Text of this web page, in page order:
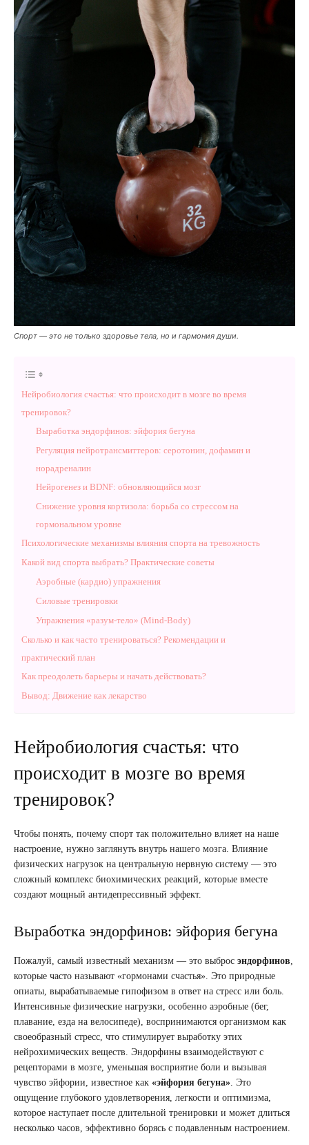
Спорт — это не только здоровье тела, но и гармония души.
Нейробиология счастья: что происходит в мозге во время
тренировок?
Выработка эндорфинов: эйфория бегуна
Регуляция нейротрансмиттеров: серотонин, дофамин и
норадреналин
Нейрогенез и BDNF: обновляющийся мозг
Снижение уровня кортизола: борьба со стрессом на
гормональном уровне
Психологические механизмы влияния спорта на тревожность
Какой вид спорта выбрать? Практические советы
Аэробные (кардио) упражнения
Силовые тренировки
Упражнения «разум-тело» (Mind-Body)
Сколько и как часто тренироваться? Рекомендации и
практический план
Как преодолеть барьеры и начать действовать?
Вывод: Движение как лекарство
Нейробиология счастья: что
происходит в мозге во время
тренировок?
Чтобы понять, почему спорт так положительно влияет на наше
настроение, нужно заглянуть внутрь нашего мозга. Влияние
физических нагрузок на центральную нервную систему — это
сложный комплекс биохимических реакций, которые вместе
создают мощный антидепрессивный эффект.
Выработка эндорфинов: эйфория бегуна
Пожалуй, самый известный механизм — это выброс эндорфинов
которые часто называют «гормонами счастья». Это природные
опиаты, вырабатываемые гипофизом в ответ на стресс или боль.
Интенсивные физические нагрузки, особенно аэробные (бег,
плавание, езда на велосипеде), воспринимаются организмом как
своеобразный стресс, что стимулирует выработку этих
нейрохимических веществ. Эндорфины взаимодействуют с
рецепторами в мозге, уменьшая восприятие боли и вызывая
чувство эйфории, известное как «эйфория бегуна» . Это
ощущение глубокого удовлетворения, легкости и оптимизма,
которое наступает после длительной тренировки и может длиться
несколько часов, эффективно борясь с подавленным настроением.